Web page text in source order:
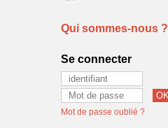
Qui sommes-nous ?
Se connecter
Mot de passe oublié ?